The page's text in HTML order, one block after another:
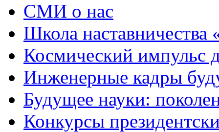
СМИ о нас
Школа
Космический импульс
Инженерные кадры
Будущее науки:
Конкурсы